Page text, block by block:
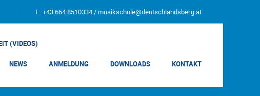
T.: +43 664 8510334 / musikschule@deutschlandsberg.at
(VIDEOS)
NEWS ANMELDUNG DOWNLOADS KONTAKT